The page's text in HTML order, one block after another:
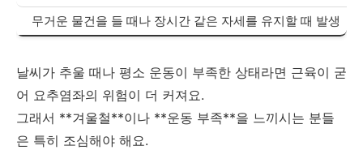
무거운 물건을 들 때나 장시간 같은 자세를 유지할 때 발생
날씨가 추울 때나 평소 운동이 부족한 상태라면 근육이 굳
어 요추염좌의 위험이 더 커져요.
그래서 **겨울철**이나 **운동 부족**을 느끼시는 분들
은 특히 조심해야 해요.